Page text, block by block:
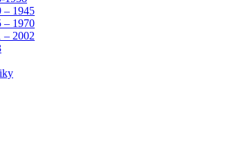
– 1945
– 1970
– 2002